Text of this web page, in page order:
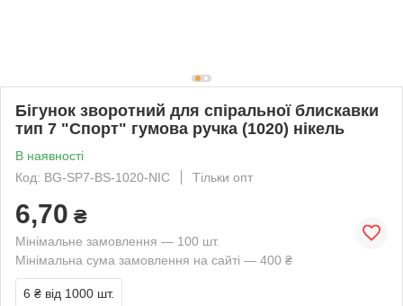
Бігунок зворотний для спіральної блискавки
тип 7 "Спорт" гумова ручка (1020) нікель
В наявності
Код: BG-SP7-BS-1020-NIC
Тільки опт
6,70 ₴
Мінімальне замовлення — 100 шт.
Мінімальна сума замовлення на сайті — 400 ₴
6 ₴ від 1000 шт.